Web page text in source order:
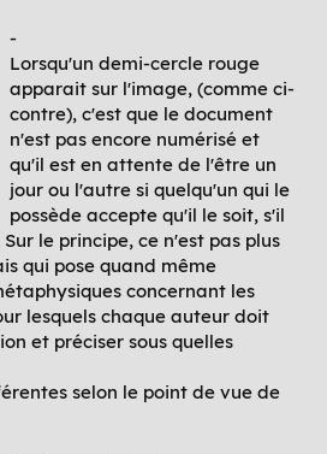
-
Lorsqu'un demi-cercle rouge
apparait sur l'image, (comme ci-
contre), c'est que le document
n'est pas encore numérisé et
qu'il est en attente de l'être un
jour ou l'autre si quelqu'un qui le
possède accepte qu'il le soit, s'il
le principe, ce n'est pas plus
qui pose quand même
concernant les
lesquels chaque auteur doit
et préciser sous quelles
selon le point de vue de